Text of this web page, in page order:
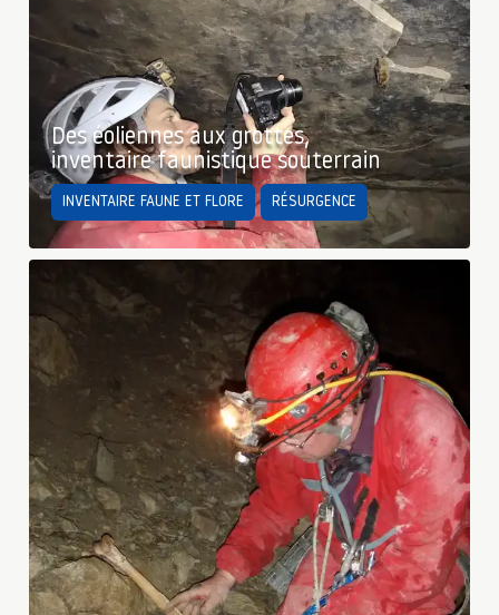
Des éoliennes aux grottes,
inventaire faunistique souterrain
INVENTAIRE FAUNE ET FLORE RÉSURGENCE